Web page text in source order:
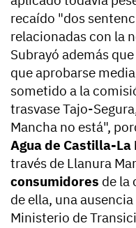
recaído "dos
relacionadas con la
Subrayó además
que aprobarse
sometido a la
trasvase Tajo-
Mancha no está",
Agua de Castilla-La
través de Llanura
consumidores de la
de ella, una
Ministerio de